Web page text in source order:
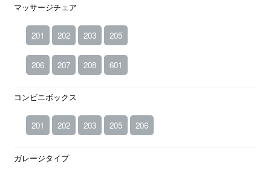
マッサージチェア
201 202 203 205
206 207 208 601
コンビニボックス
201 202 203 205 206
ガレージタイプ